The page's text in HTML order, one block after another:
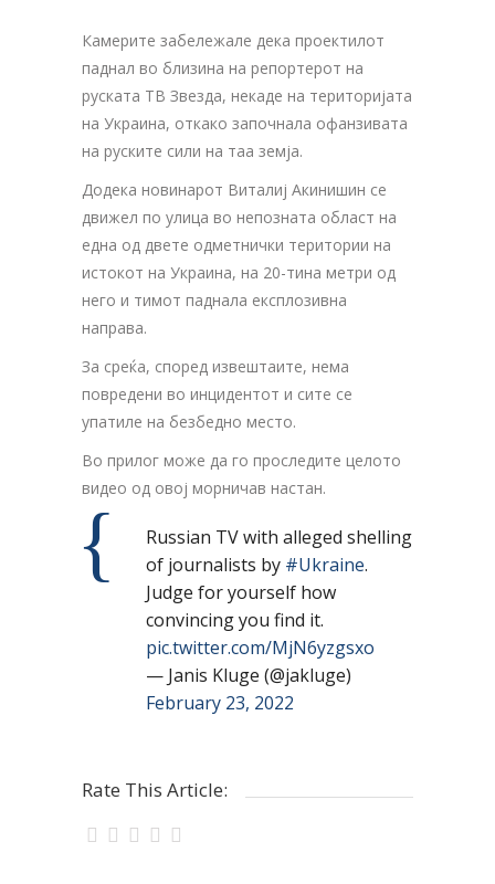
Камерите забележале дека проектилот
паднал во близина на репортерот на
руската ТВ Звезда, некаде на територијата
на Украина, откако започнала офанзивата
на руските сили на таа земја.
Додека новинарот Виталиј Акинишин се
движел по улица во непозната област на
една од двете одметнички територии на
истокот на Украина, на 20-тина метри од
него и тимот паднала експлозивна
направа.
За среќа, според извештаите, нема
повредени во инцидентот и сите се
упатиле на безбедно место.
Во прилог може да го проследите целото
видео од овој морничав настан.
Russian TV with alleged shelling
of journalists by #Ukraine.
Judge for yourself how
convincing you find it.
pic.twitter.com/MjN6yzgsxo
— Janis Kluge (@jakluge)
February 23, 2022
Rate This Article: